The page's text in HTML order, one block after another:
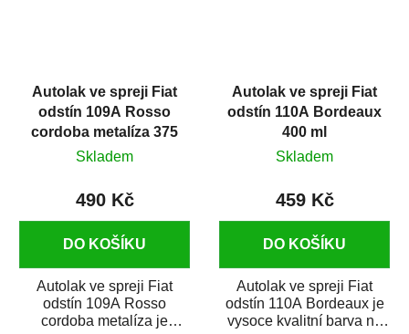
Autolak ve spreji Fiat
odstín 109A Rosso
cordoba metalíza 375
ml
Skladem
490 Kč
DO KOŠÍKU
Autolak ve spreji Fiat
odstín 109A Rosso
cordoba metalíza je
Autolak ve spreji Fiat
odstín 110A Bordeaux
400 ml
Skladem
459 Kč
DO KOŠÍKU
Autolak ve spreji Fiat
odstín 110A Bordeaux je
vysoce kvalitní barva na